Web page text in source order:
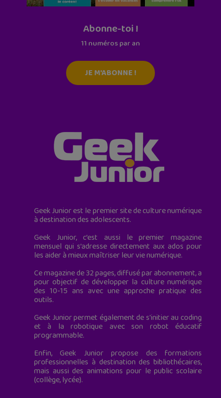
Abonne-toi !
11 numéros par an
JE M'ABONNE !
Geek Junior est le premier site de culture numérique
à destination des adolescents.
Geek Junior, c’est aussi le premier magazine
mensuel qui s’adresse directement aux ados pour
les aider à mieux maîtriser leur vie numérique.
Ce magazine de 32 pages, diffusé par abonnement, a
pour objectif de développer la culture numérique
des 10-15 ans avec une approche pratique des
outils.
Geek Junior permet également de s'initier au coding
et à la robotique avec son robot éducatif
programmable.
Enfin, Geek Junior propose des formations
professionnelles à destination des bibliothécaires,
mais aussi des animations pour le public scolaire
(collège, lycée).